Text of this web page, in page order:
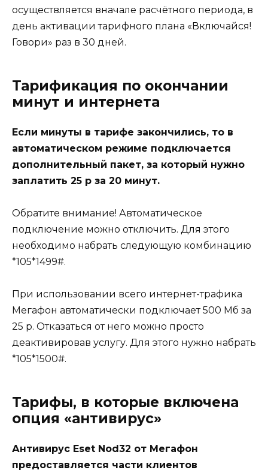
осуществляется вначале расчётного периода, в
день активации тарифного плана «Включайся!
Говори» раз в 30 дней.
Тарификация по окончании
минут и интернета
Если минуты в тарифе закончились, то в
автоматическом режиме подключается
дополнительный пакет, за который нужно
заплатить 25 р за 20 минут.
Обратите внимание! Автоматическое
подключение можно отключить. Для этого
необходимо набрать следующую комбинацию
*105*1499#.
При использовании всего интернет-трафика
Мегафон автоматически подключает 500 Мб за
25 р. Отказаться от него можно просто
деактивировав услугу. Для этого нужно набрать
*105*1500#.
Тарифы, в которые включена
опция «антивирус»
Антивирус Eset Nod32 от Мегафон
предоставляется части клиентов